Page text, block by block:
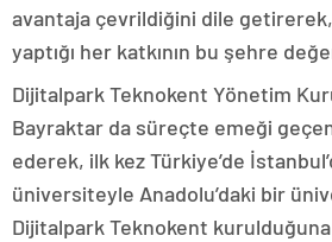
avantaja çevrildiğini dile
yaptığı her katkının bu şehre
Dijitalpark Teknokent Yönetim
Bayraktar da süreçte emeği
ederek, ilk kez Türkiye’de
üniversiteyle Anadolu’daki bir
Dijitalpark Teknokent